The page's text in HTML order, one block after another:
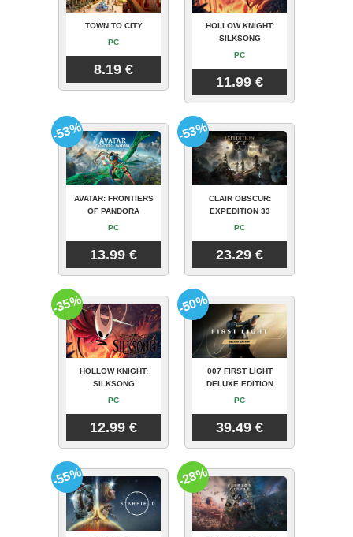
TOWN TO CITY
PC
8.19 €
HOLLOW KNIGHT:
SILKSONG
PC
11.99 €
AVATAR: FRONTIERS
OF PANDORA
PC
13.99 €
-53%
CLAIR OBSCUR:
EXPEDITION 33
PC
23.29 €
-53%
HOLLOW KNIGHT:
SILKSONG
PC
12.99 €
-35%
007 FIRST LIGHT
DELUXE EDITION
PC
39.49 €
-50%
-55% -28%